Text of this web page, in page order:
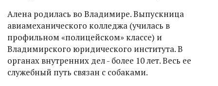
Алена родилась во Владимире. Выпускница
авиамеханического колледжа (училась в
профильном «полицейском» классе) и
Владимирского юридического института. В
органах внутренних дел - более 10 лет. Весь ее
служебный путь связан с собаками.